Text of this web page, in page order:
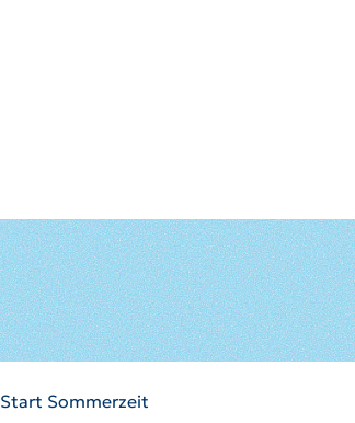
Start Sommerzeit